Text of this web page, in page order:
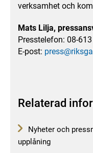
verksamhet och
Mats Lilja,
Presstelefon: 08-
E-post:
Relaterad
Nyheter och
upplåning